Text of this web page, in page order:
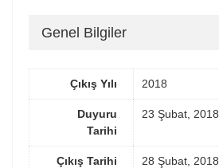
Genel Bilgiler
Çıkış Yılı 2018
Duyuru
Tarihi
23 Şubat, 2018
Çıkış Tarihi 28 Şubat, 2018